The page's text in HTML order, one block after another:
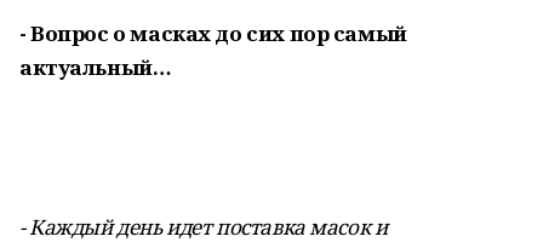
- Вопрос о масках до сих пор самый
актуальный…
- Каждый день идет поставка масок и